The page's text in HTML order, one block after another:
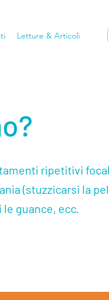
Letture & Articoli
ripetitivi
(stuzzicarsi la
guance, ecc.